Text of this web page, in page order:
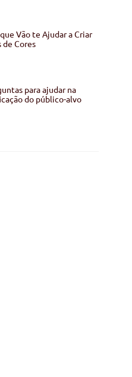
Vão te Ajudar a Criar
de Cores
para ajudar na
do público-alvo